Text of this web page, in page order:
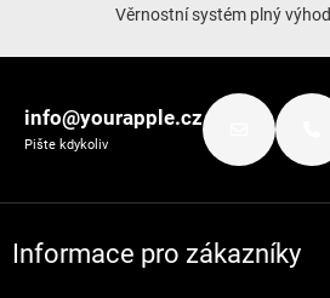
Věrnostní systém plný výhod
info@yourapple.cz
Pište kdykoliv
Informace pro zákazníky